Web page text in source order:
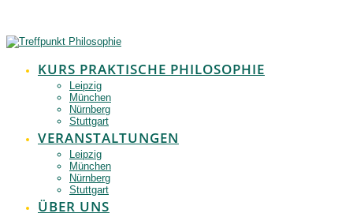
springen
KURS PRAKTISCHE PHILOSOPHIE
Leipzig
München
Nürnberg
Stuttgart
VERANSTALTUNGEN
Leipzig
München
Nürnberg
Stuttgart
ÜBER UNS